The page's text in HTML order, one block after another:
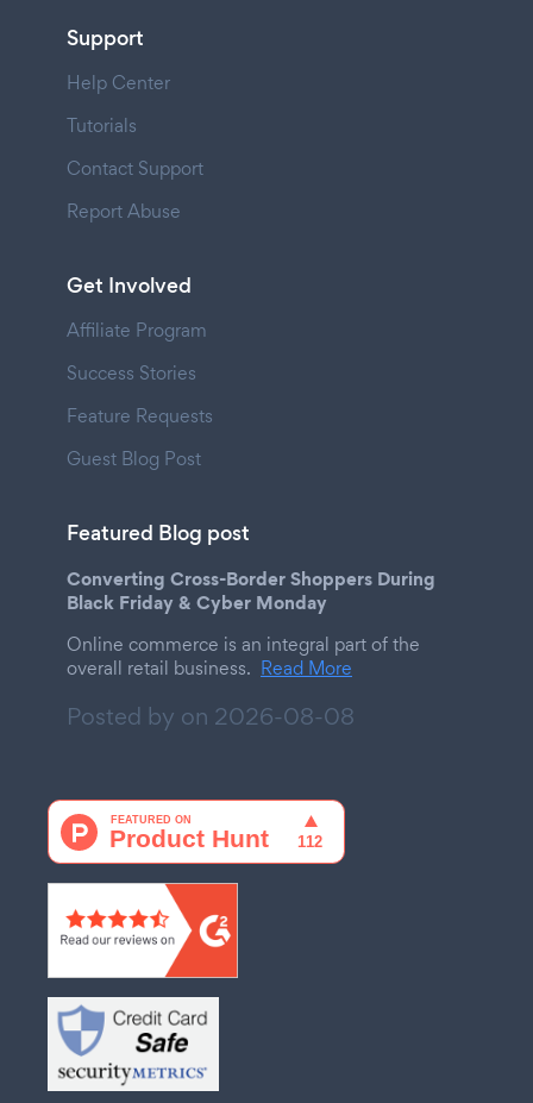
Support
Help Center
Tutorials
Contact Support
Report Abuse
Get Involved
Affiliate Program
Success Stories
Feature Requests
Guest Blog Post
Featured Blog post
Converting Cross-Border Shoppers During
Black Friday & Cyber Monday
Online commerce is an integral part of the
overall retail business. Read More
Posted by on 2026-08-08